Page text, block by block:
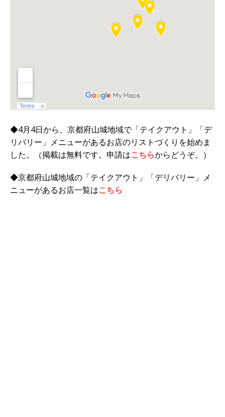
◆4月4日から、京都府山城地域で「テイクアウト」「デ
リバリー」メニューがあるお店のリストづくりを始めま
した。（掲載は無料です。申請はこちらからどうぞ。）
◆京都府山城地域の「テイクアウト」「デリバリー」メ
ニューがあるお店一覧はこちら